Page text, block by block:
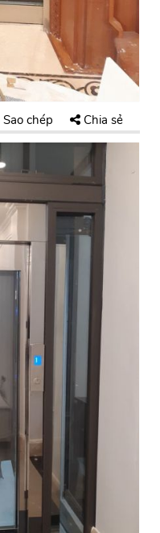
Sao chép Chia sẻ